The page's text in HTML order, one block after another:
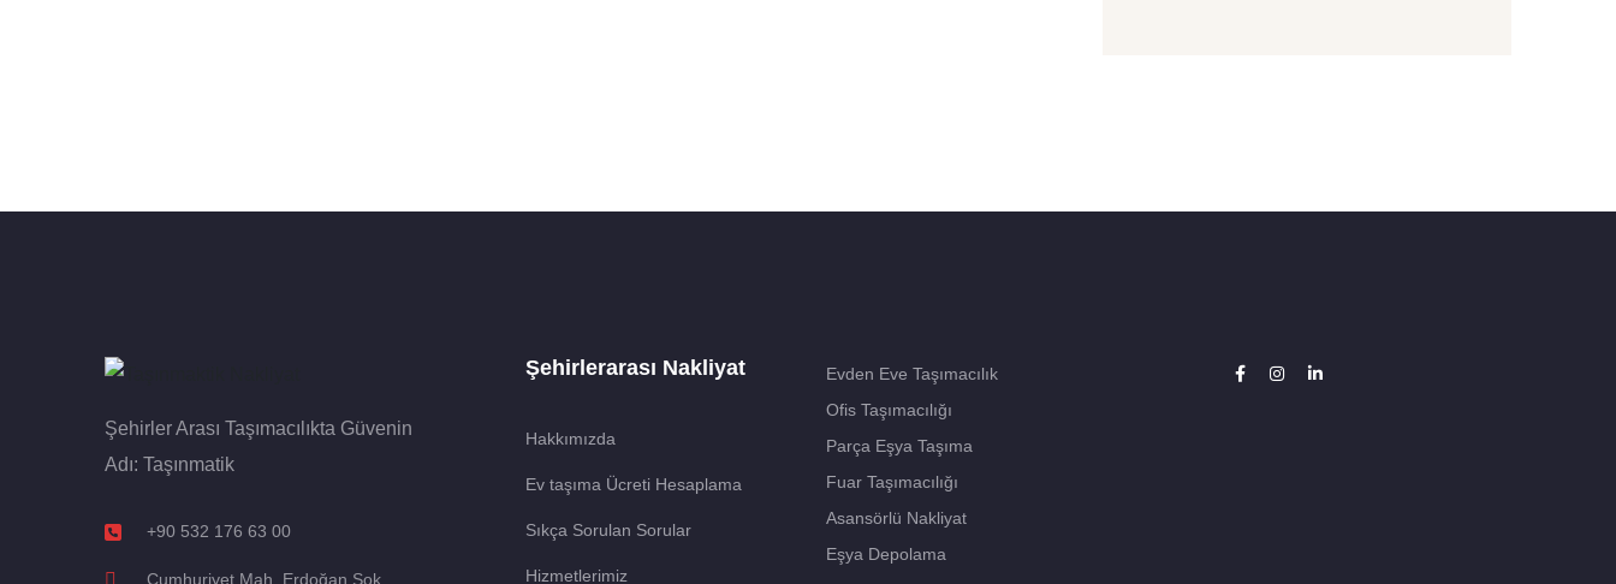
Şehirler Arası Taşımacılıkta Güvenin
Adı: Taşınmatik
+90 532 176 63 00
Cumhuriyet Mah. Erdoğan Sok.
Şehirlerarası Nakliyat
Hakkımızda
Ev taşıma Ücreti Hesaplama
Sıkça Sorulan Sorular
Hizmetlerimiz
Evden Eve Taşımacılık
Ofis Taşımacılığı
Parça Eşya Taşıma
Fuar Taşımacılığı
Asansörlü Nakliyat
Eşya Depolama